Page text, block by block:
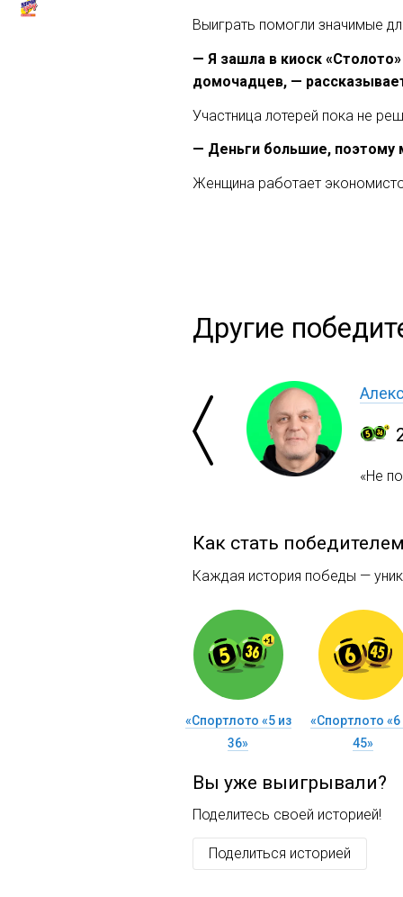
Выиграть помогли значимые
— Я зашла в киоск
домочадцев, —
Участница лотерей пока не
— Деньги большие, поэтому
Женщина работает
Другие
«Не
Как стать
Каждая история победы —
«Спортлото «5 из
36»
«Спортлото «6
45»
Вы уже выигрывали?
Поделитесь своей историей!
Поделиться историей